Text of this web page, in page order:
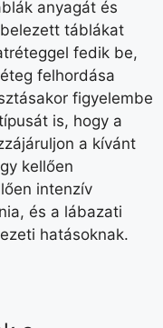
anyagát és
táblákat
fedik be,
felhordása
figyelembe
is, hogy a
a kívánt
kellően
intenzív
és a lábazati
hatásoknak.